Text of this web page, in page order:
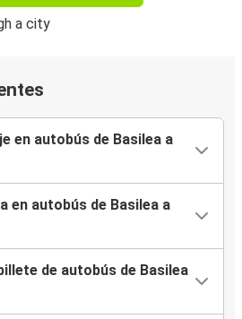
en autobús de Basilea a
en autobús de Basilea a
de autobús de Basilea